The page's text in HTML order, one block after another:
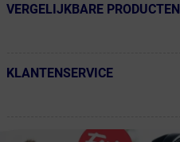
← Terug naar productnavigatie
VERGELIJKBARE PRODUCTEN
← Terug naar productnavigatie
KLANTENSERVICE